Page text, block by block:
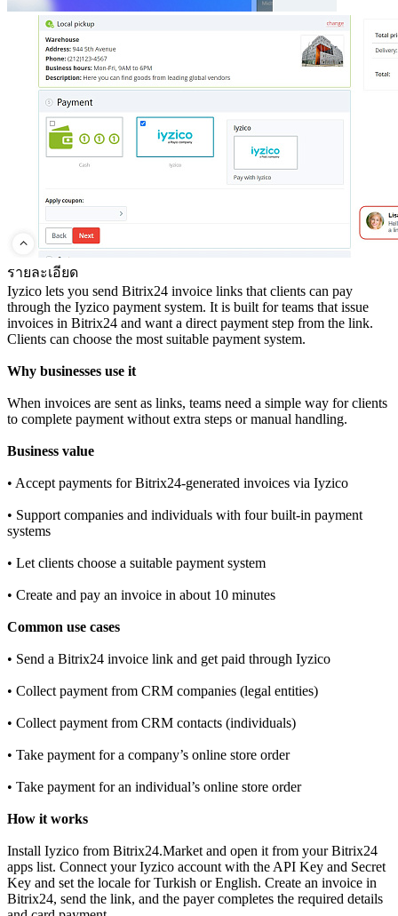
รายละเอียด
Iyzico lets you send Bitrix24 invoice links that clients can pay
through the Iyzico payment system. It is built for teams that issue
invoices in Bitrix24 and want a direct payment step from the link.
Clients can choose the most suitable payment system.
Why businesses use it
When invoices are sent as links, teams need a simple way for clients
to complete payment without extra steps or manual handling.
Business value
• Accept payments for Bitrix24-generated invoices via Iyzico
• Support companies and individuals with four built‑in payment
systems
• Let clients choose a suitable payment system
• Create and pay an invoice in about 10 minutes
Common use cases
• Send a Bitrix24 invoice link and get paid through Iyzico
• Collect payment from CRM companies (legal entities)
• Collect payment from CRM contacts (individuals)
• Take payment for a company’s online store order
• Take payment for an individual’s online store order
How it works
Install Iyzico from Bitrix24.Market and open it from your Bitrix24
apps list. Connect your Iyzico account with the API Key and Secret
Key and set the locale for Turkish or English. Create an invoice in
Bitrix24, send the link, and the payer completes the required details